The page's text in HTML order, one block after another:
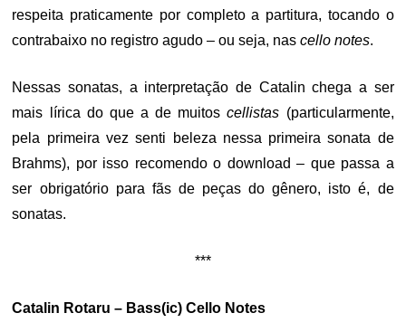
respeita praticamente por completo a partitura, tocando o
contrabaixo no registro agudo – ou seja, nascello notes.
Nessas sonatas, a interpretação de Catalin chega a ser
mais lírica do que a de muitoscellistas (particularmente,
pela primeira vez senti beleza nessa primeira sonata de
Brahms), por isso recomendo o download – que passa a
ser obrigatório para fãs de peças do gênero, isto é, de
sonatas.
***
Catalin Rotaru – Bass(ic) Cello Notes